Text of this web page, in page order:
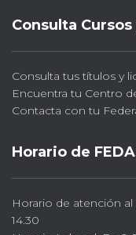
Consulta
Consulta tus títulos y
Encuentra tu Centro
Contacta con tu
Horario de
Horario de atención
14.30